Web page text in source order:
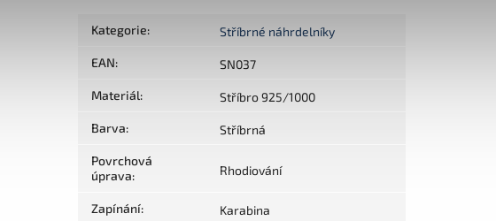
Kategorie: Stříbrné náhrdelníky
EAN: SN037
Materiál: Stříbro 925/1000
Barva: Stříbrná
Povrchová
úprava: Rhodiování
Zapínání: Karabina